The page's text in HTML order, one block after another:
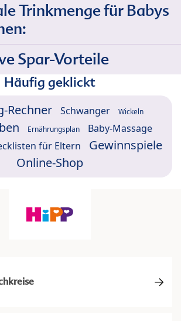
Trinkmenge für Babys
Spar-Vorteile
Häufig geklickt
Rechner Schwanger Wickeln
Ernährungsplan Baby-Massage
für Eltern
Gewinnspiele
Online-Shop